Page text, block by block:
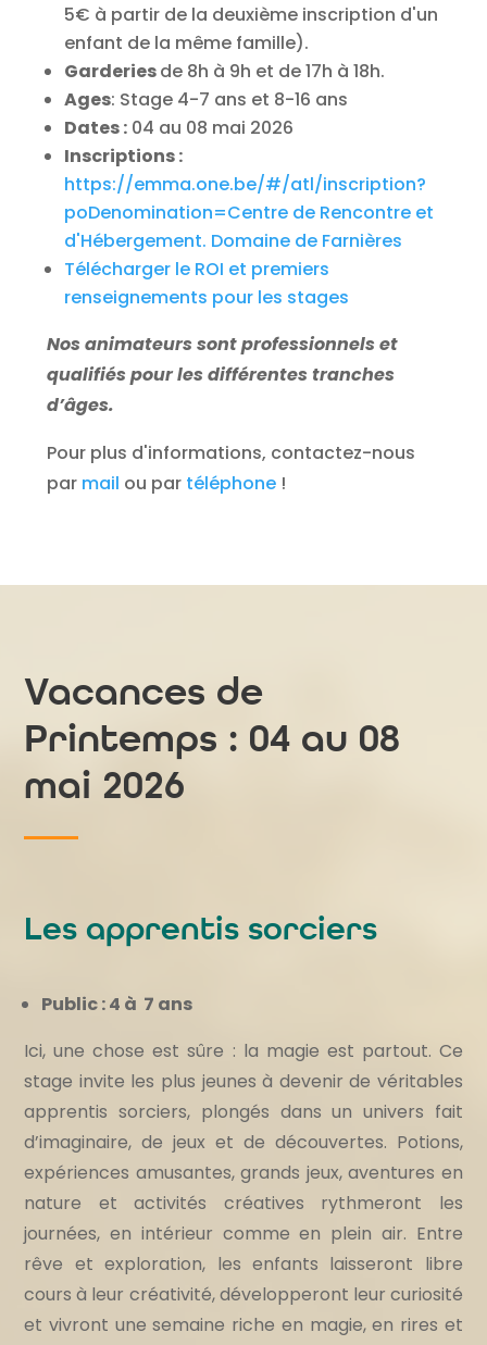
5€ à partir de la deuxième inscription d'un
enfant de la même famille).
Garderiesde 8h à 9h et de 17h à 18h.
Ages: Stage 4-7 ans et 8-16 ans
Dates :04 au 08 mai 2026
Inscriptions :
https://emma.one.be/#/atl/inscription?
poDenomination=Centre de Rencontre et
d'Hébergement. Domaine de Farnières
Télécharger le ROI et premiers
renseignements pour les stages
Nos animateurs sont professionnels et
qualifiés pour les différentes tranches
d’âges.
Pour plus d'informations, contactez-nous
par mail ou par téléphone!
Vacances de
Printemps : 04 au 08
mai 2026
Les apprentis sorciers
Public : 4 à 7 ans
Ici, une chose est sûre : la magie est partout. Ce
stage invite les plus jeunes à devenir de véritables
apprentis sorciers, plongés dans un univers fait
d’imaginaire, de jeux et de découvertes. Potions,
expériences amusantes, grands jeux, aventures en
nature et activités créatives rythmeront les
journées, en intérieur comme en plein air. Entre
rêve et exploration, les enfants laisseront libre
cours à leur créativité, développeront leur curiosité
et vivront une semaine riche en magie, en rires et